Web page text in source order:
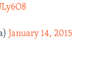
January 14, 2015